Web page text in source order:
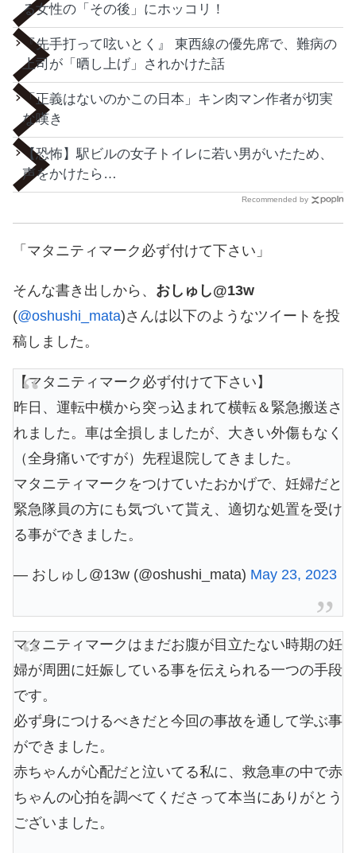
る女性の「その後」にホッコリ！
『先手打って呟いとく』 東西線の優先席で、難病の
上司が「晒し上げ」されかけた話
「正義はないのかこの日本」キン肉マン作者が切実
な嘆き
【恐怖】駅ビルの女子トイレに若い男がいたため、
声をかけたら…
Recommended by
「マタニティマーク必ず付けて下さい」
そんな書き出しから、 おしゅし@13w
(@oshushi_mata)さんは以下のようなツイートを投
稿しました。
【マタニティマーク必ず付けて下さい】
昨日、運転中横から突っ込まれて横転＆緊急搬送さ
れました。車は全損しましたが、大きい外傷もなく
（全身痛いですが）先程退院してきました。
マタニティマークをつけていたおかげで、妊婦だと
緊急隊員の方にも気づいて貰え、適切な処置を受け
る事ができました。
— おしゅし@13w (@oshushi_mata) May 23, 2023
マタニティマークはまだお腹が目立たない時期の妊
婦が周囲に妊娠している事を伝えられる一つの手段
です。
必ず身につけるべきだと今回の事故を通して学ぶ事
ができました。
赤ちゃんが心配だと泣いてる私に、救急車の中で赤
ちゃんの心拍を調べてくださって本当にありがとう
ございました。